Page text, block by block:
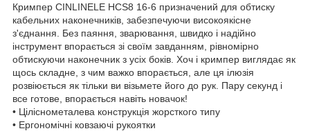
Кримпер CINLINELE HCS8 16-6 призначений для обтиску
кабельних наконечників, забезпечуючи високоякісне
з'єднання. Без паяння, зварювання, швидко і надійно
інструмент впорається зі своїм завданням, рівномірно
обтискуючи наконечник з усіх боків. Хоч і кримпер виглядає як
щось складне, з чим важко впорається, але ця ілюзія
розвіюється як тільки ви візьмете його до рук. Пару секунд і
все готове, впорається навіть новачок!
• Ціліснометалева конструкція жорсткого типу
• Ергономічні ковзаючі рукоятки